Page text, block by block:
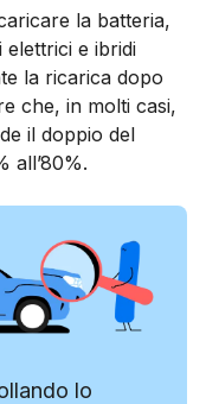
la batteria,
elettrici e ibridi
la ricarica dopo
che, in molti casi,
il doppio del
all’80%.
lo